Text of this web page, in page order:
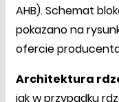
AHB). Schemat
pokazano na
ofercie
Architektura
jak w przypadku